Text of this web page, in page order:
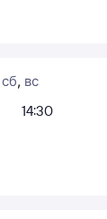
сб, вс
14:30